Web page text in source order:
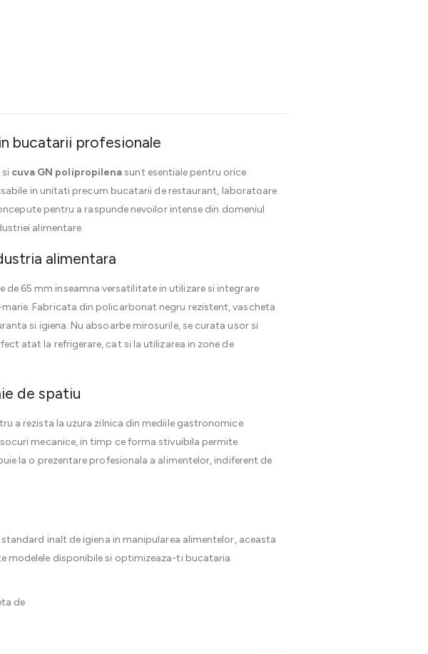
bucatarii profesionale
si cuva GN polipropilenasunt esentiale pentru orice
in unitati precum bucatarii de restaurant, laboratoare
pentru a raspunde nevoilor intense din domeniul
alimentare.
alimentara
de 65 mm inseamna versatilitate in utilizare si integrare
Fabricata din policarbonat negru rezistent, vascheta
si igiena. Nu absoarbe mirosurile, se curata usor si
atat la refrigerare, cat si la utilizarea in zone de
de spatiu
a rezista la uzura zilnica din mediile gastronomice
mecanice, in timp ce forma stivuibila permite
la o prezentare profesionala a alimentelor, indiferent de
inalt de igiena in manipularea alimentelor, aceasta
modelele disponibile si optimizeaza-ti bucataria
de